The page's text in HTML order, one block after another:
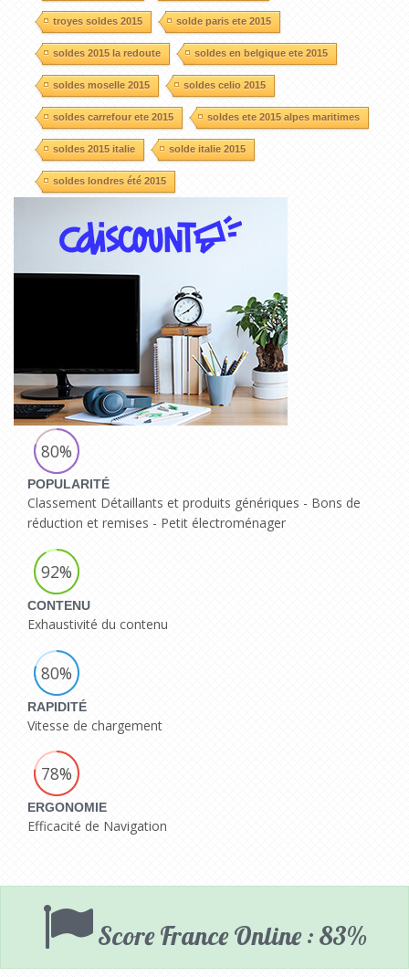
troyes soldes 2015 solde paris ete 2015
soldes 2015 la redoute soldes en belgique ete 2015
soldes moselle 2015 soldes celio 2015
soldes carrefour ete 2015 soldes ete 2015 alpes maritimes
soldes 2015 italie solde italie 2015
soldes londres été 2015
80%
POPULARITÉ
Classement Détaillants et produits génériques - Bons de
réduction et remises - Petit électroménager
92%
CONTENU
Exhaustivité du contenu
80%
RAPIDITÉ
Vitesse de chargement
78%
ERGONOMIE
Efficacité de Navigation
Score France Online : 83%